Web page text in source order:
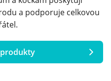
a podporuje celkovou